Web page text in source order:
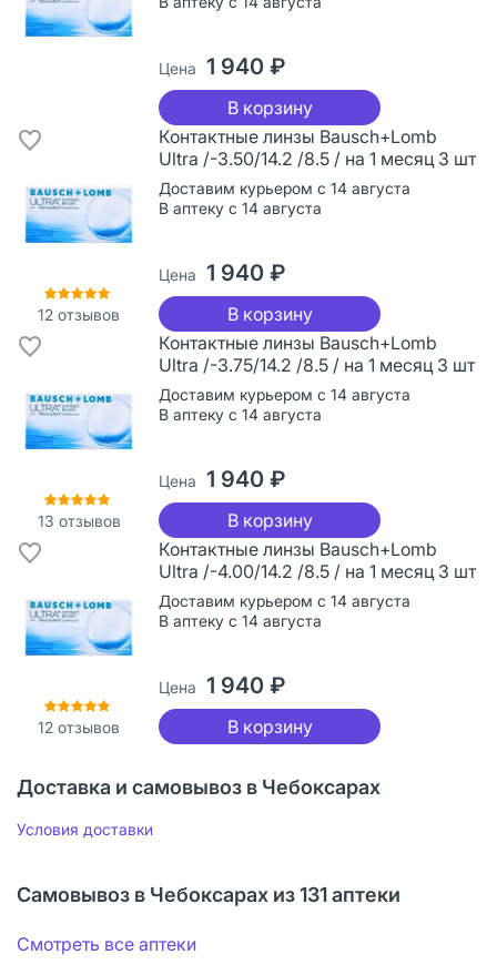
Цена 1 940 ₽
В корзину
12 отзывов
Контактные линзы Bausch+Lomb
Ultra /-3.50/14.2 /8.5 / на 1 месяц 3 шт
Доставим курьером с 14 августа
В аптеку с 14 августа
Цена 1 940 ₽
В корзину
13 отзывов
Контактные линзы Bausch+Lomb
Ultra /-3.75/14.2 /8.5 / на 1 месяц 3 шт
Доставим курьером с 14 августа
В аптеку с 14 августа
Цена 1 940 ₽
В корзину
12 отзывов
Контактные линзы Bausch+Lomb
Ultra /-4.00/14.2 /8.5 / на 1 месяц 3 шт
Доставим курьером с 14 августа
В аптеку с 14 августа
Цена 1 940 ₽
В корзину
Доставка и самовывоз в Чебоксарах
Условия доставки
Самовывоз в Чебоксарах из 131 аптеки
Смотреть все аптеки